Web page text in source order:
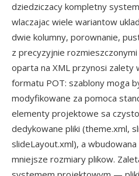
dziedziczacy kompletny
wlaczajac wiele wariantow
dwie kolumny, porownanie,
z precyzyjnie
oparta na XML przynosi zalety
formatu POT: szablony moga
modyfikowane za pomoca
elementy projektowe sa
dedykowane pliki (theme.xml,
slideLayout.xml), a
mniejsze rozmiary plikow.